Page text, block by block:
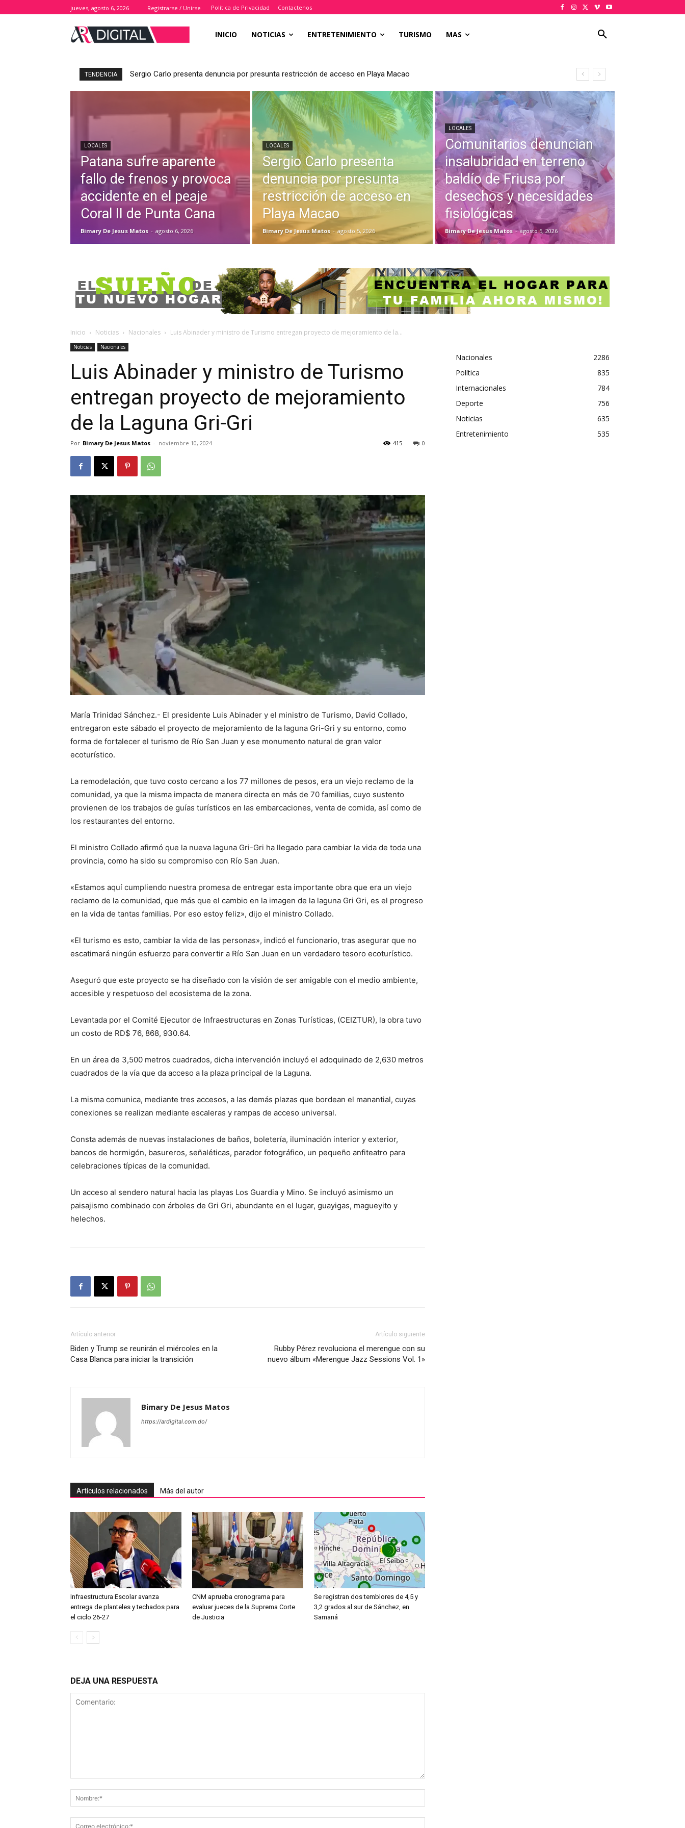
jueves, agosto 6, 2026 Registrarse / Unirse Política de Privacidad Contactenos
INICIO NOTICIAS ENTRETENIMIENTO TURISMO MAS
TENDENCIA Sergio Carlo presenta denuncia por presunta restricción de acceso en Playa Macao
LOCALES
Patana sufre aparente
fallo de frenos y provoca
accidente en el peaje
Coral II de Punta Cana
Bimary De Jesus Matos - agosto 6, 2026
LOCALES
Sergio Carlo presenta
denuncia por presunta
restricción de acceso en
Playa Macao
Bimary De Jesus Matos - agosto 5, 2026
LOCALES
Comunitarios denuncian
insalubridad en terreno
baldío de Friusa por
desechos y necesidades
fisiológicas
Bimary De Jesus Matos - agosto 5, 2026
Inicio Noticias Nacionales Luis Abinader y ministro de Turismo entregan proyecto de mejoramiento de la...
Noticias Nacionales
Luis Abinader y ministro de Turismo
entregan proyecto de mejoramiento
de la Laguna Gri-Gri
Por Bimary De Jesus Matos - noviembre 10, 2024 0
415
María Trinidad Sánchez.- El presidente Luis Abinader y el ministro de Turismo, David Collado,
entregaron este sábado el proyecto de mejoramiento de la laguna Gri-Gri y su entorno, como
forma de fortalecer el turismo de Río San Juan y ese monumento natural de gran valor
ecoturístico.
La remodelación, que tuvo costo cercano a los 77 millones de pesos, era un viejo reclamo de la
comunidad, ya que la misma impacta de manera directa en más de 70 familias, cuyo sustento
provienen de los trabajos de guías turísticos en las embarcaciones, venta de comida, así como de
los restaurantes del entorno.
El ministro Collado afirmó que la nueva laguna Gri-Gri ha llegado para cambiar la vida de toda una
provincia, como ha sido su compromiso con Río San Juan.
«Estamos aquí cumpliendo nuestra promesa de entregar esta importante obra que era un viejo
reclamo de la comunidad, que más que el cambio en la imagen de la laguna Gri Gri, es el progreso
en la vida de tantas familias. Por eso estoy feliz», dijo el ministro Collado.
«El turismo es esto, cambiar la vida de las personas», indicó el funcionario, tras asegurar que no
escatimará ningún esfuerzo para convertir a Río San Juan en un verdadero tesoro ecoturístico.
Aseguró que este proyecto se ha diseñado con la visión de ser amigable con el medio ambiente,
accesible y respetuoso del ecosistema de la zona.
Levantada por el Comité Ejecutor de Infraestructuras en Zonas Turísticas, (CEIZTUR), la obra tuvo
un costo de RD$ 76, 868, 930.64.
En un área de 3,500 metros cuadrados, dicha intervención incluyó el adoquinado de 2,630 metros
cuadrados de la vía que da acceso a la plaza principal de la Laguna.
La misma comunica, mediante tres accesos, a las demás plazas que bordean el manantial, cuyas
conexiones se realizan mediante escaleras y rampas de acceso universal.
Consta además de nuevas instalaciones de baños, boletería, iluminación interior y exterior,
bancos de hormigón, basureros, señaléticas, parador fotográfico, un pequeño anfiteatro para
celebraciones típicas de la comunidad.
Un acceso al sendero natural hacia las playas Los Guardia y Mino. Se incluyó asimismo un
paisajismo combinado con árboles de Gri Gri, abundante en el lugar, guayigas, magueyito y
helechos.
Artículo anterior
Biden y Trump se reunirán el miércoles en la
Casa Blanca para iniciar la transición
Artículo siguiente
Rubby Pérez revoluciona el merengue con su
nuevo álbum «Merengue Jazz Sessions Vol. 1»
Bimary De Jesus Matos
https://ardigital.com.do/
Artículos relacionados Más del autor
Infraestructura Escolar avanza
entrega de planteles y techados para
el ciclo 26-27
CNM aprueba cronograma para
evaluar jueces de la Suprema Corte
de Justicia
Se registran dos temblores de 4,5 y
3,2 grados al sur de Sánchez, en
Samaná
DEJA UNA RESPUESTA
Nacionales
2286
Política
835
Internacionales
784
Deporte
756
Noticias
635
Entretenimiento
535